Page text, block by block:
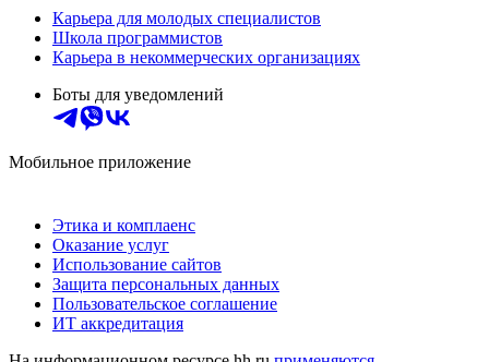
Карьера для молодых специалистов
Школа программистов
Карьера в некоммерческих организациях
Боты для уведомлений
Мобильное приложение
Этика и комплаенс
Оказание услуг
Использование сайтов
Защита персональных данных
Пользовательское соглашение
ИТ аккредитация